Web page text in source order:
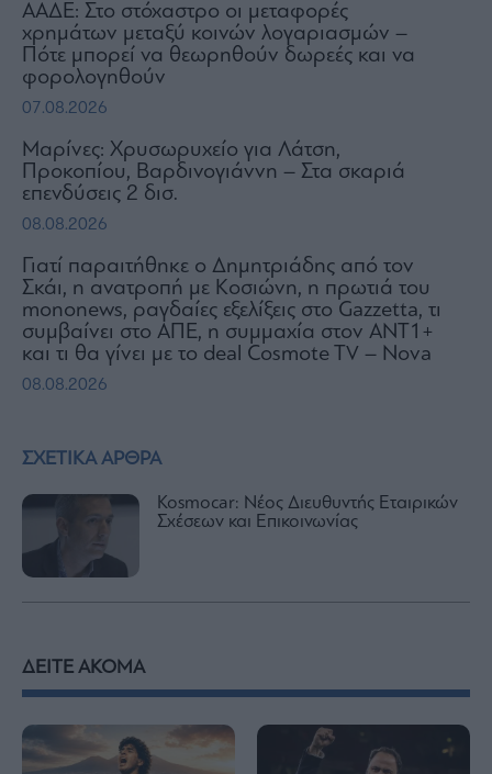
ΣΧΕΤΙΚΑ ΑΡΘΡΑ
Kosmocar: Νέος Διευθυντής Εταιρικών
Σχέσεων και Επικοινωνίας
ΑΑΔΕ: Στο στόχαστρο οι μεταφορές
χρημάτων μεταξύ κοινών λογαριασμών –
Πότε μπορεί να θεωρηθούν δωρεές και να
φορολογηθούν
07.08.2026
Μαρίνες: Χρυσωρυχείο για Λάτση,
Προκοπίου, Βαρδινογιάννη – Στα σκαριά
επενδύσεις 2 δισ.
08.08.2026
Γιατί παραιτήθηκε ο Δημητριάδης από τον
Σκάι, η ανατροπή με Κοσιώνη, η πρωτιά του
mononews, ραγδαίες εξελίξεις στο Gazzetta, τι
συμβαίνει στο ΑΠΕ, η συμμαχία στον ΑΝΤ1+
και τι θα γίνει με το deal Cosmote TV – Nova
08.08.2026
ΔΕΙΤΕ ΑΚΟΜΑ